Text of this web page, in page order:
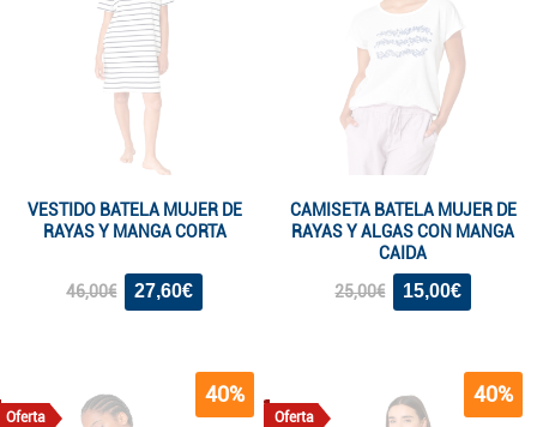
VESTIDO BATELA MUJER DE
RAYAS Y MANGA CORTA
46,00€ 27,60€
CAMISETA BATELA MUJER DE
RAYAS Y ALGAS CON MANGA
CAIDA
25,00€ 15,00€
Oferta
40%
Oferta
40%